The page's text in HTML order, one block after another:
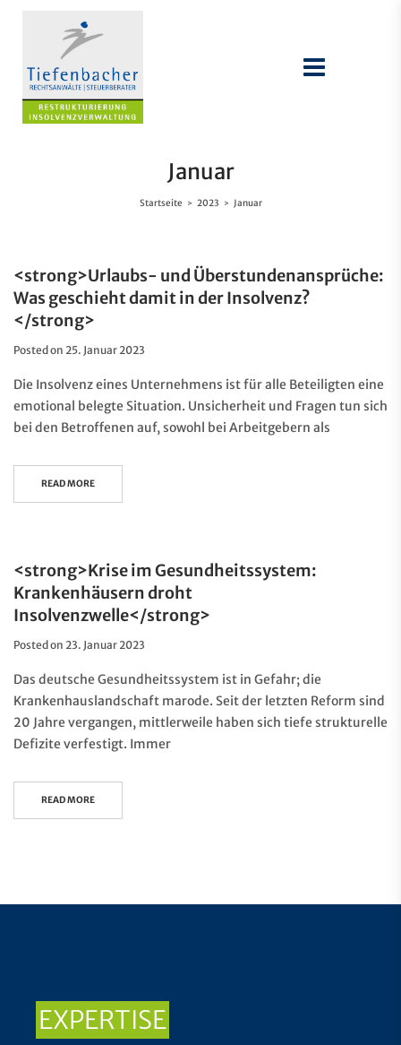
Januar
Startseite > 2023 > Januar
<strong>Urlaubs- und Überstundenansprüche:
Was geschieht damit in der Insolvenz?
</strong>
Posted on 25. Januar 2023
Die Insolvenz eines Unternehmens ist für alle Beteiligten eine
emotional belegte Situation. Unsicherheit und Fragen tun sich
bei den Betroffenen auf, sowohl bei Arbeitgebern als
READ MORE
<strong>Krise im Gesundheitssystem:
Krankenhäusern droht
Insolvenzwelle</strong>
Posted on 23. Januar 2023
Das deutsche Gesundheitssystem ist in Gefahr; die
Krankenhauslandschaft marode. Seit der letzten Reform sind
20 Jahre vergangen, mittlerweile haben sich tiefe strukturelle
Defizite verfestigt. Immer
READ MORE
EXPERTISE